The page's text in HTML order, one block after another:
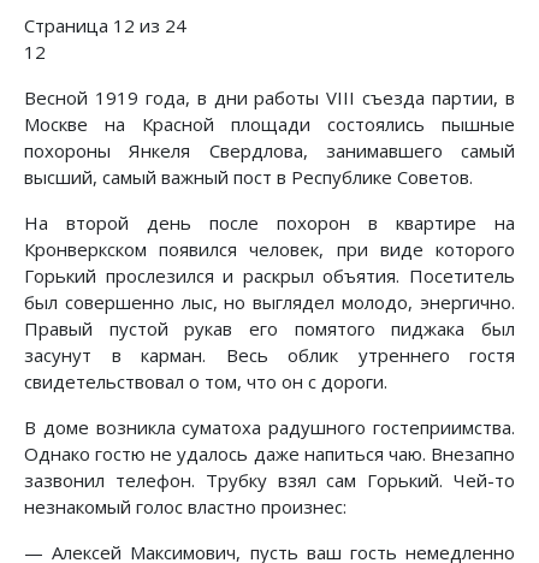
Страница 12 из 24
12
Весной 1919 года, в дни работы VIII съезда партии, в
Москве на Красной площади состоялись пышные
похороны Янкеля Свердлова, занимавшего самый
высший, самый важный пост в Республике Советов.
На второй день после похорон в квартире на
Кронверкском появился человек, при виде которого
Горький прослезился и раскрыл объятия. Посетитель
был совершенно лыс, но выглядел молодо, энергично.
Правый пустой рукав его помятого пиджака был
засунут в карман. Весь облик утреннего гостя
свидетельствовал о том, что он с дороги.
В доме возникла суматоха радушного гостеприимства.
Однако гостю не удалось даже напиться чаю. Внезапно
зазвонил телефон. Трубку взял сам Горький. Чей-то
незнакомый голос властно произнес:
— Алексей Максимович, пусть ваш гость немедленно